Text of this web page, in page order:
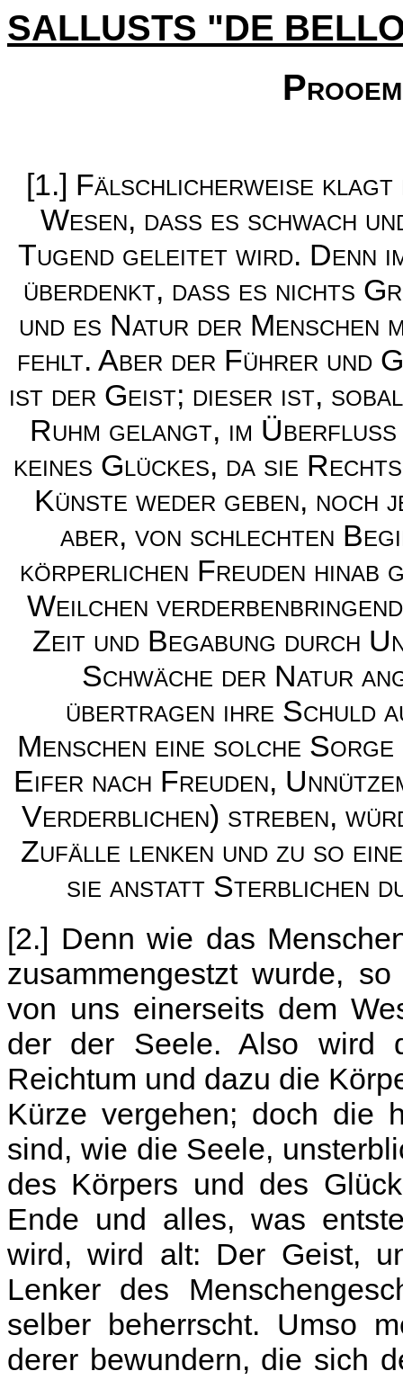
SALLUSTS "DE
[1.] Fälschlicherweise klagt
Wesen, dass es schwach
Tugend geleitet wird. Denn
überdenkt, dass es nichts
und es Natur der
fehlt. Aber der Führer und
ist der Geist; dieser ist,
Ruhm gelangt, im
keines Glückes, da sie
Künste weder geben, noch
aber, von schlechten
körperlichen Freuden hinab
Weilchen
Zeit und Begabung durch
Schwäche der Natur
übertragen ihre Schuld
Menschen eine solche
Eifer nach Freuden,
Verderblichen) streben,
Zufälle lenken und zu so
sie anstatt Sterblichen
[2.] Denn wie das
zusammengestzt wurde,
von uns einerseits dem
der der Seele. Also wird
Reichtum und dazu die
Kürze vergehen; doch die
sind, wie die Seele,
des Körpers und des
Ende und alles, was
wird, wird alt: Der Geist,
Lenker des
selber beherrscht. Umso
derer bewundern, die sich